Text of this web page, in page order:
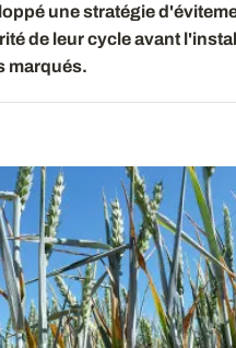
une stratégie
de leur cycle avant
marqués.